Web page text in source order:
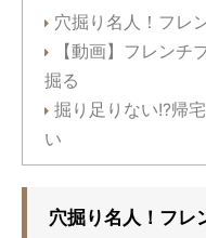
穴掘り名人！フレ
【動画】フレンチ
掘る
掘り足りない!?帰
い
穴掘り名人！フレ